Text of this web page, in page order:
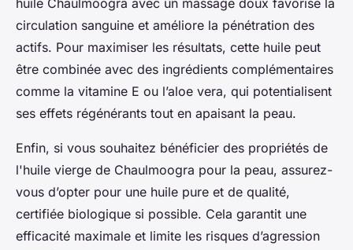
huile Chaulmoogra avec un massage doux favorise la
circulation sanguine et améliore la pénétration des
actifs. Pour maximiser les résultats, cette huile peut
être combinée avec des ingrédients complémentaires
comme la vitamine E ou l’aloe vera, qui potentialisent
ses effets régénérants tout en apaisant la peau.
Enfin, si vous souhaitez bénéficier des propriétés de
l'huile vierge de Chaulmoogra pour la peau, assurez-
vous d’opter pour une huile pure et de qualité,
certifiée biologique si possible. Cela garantit une
efficacité maximale et limite les risques d’agression